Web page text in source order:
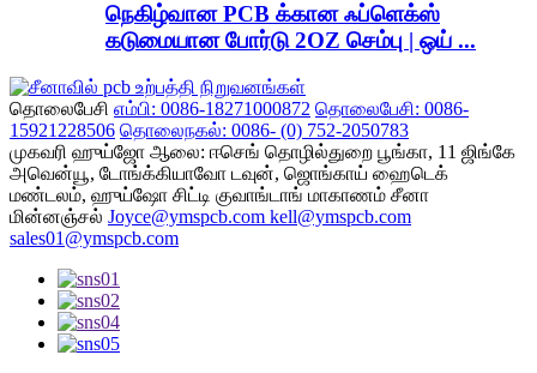
நெகிழ்வான PCB க்கான ஃப்ளெக்ஸ்
கடுமையான போர்டு 2OZ செம்பு | ஒய் ...
தொலைபேசி எம்பி: 0086-18271000872 தொலைபேசி: 0086-
15921228506 தொலைநகல்: 0086- (0) 752-2050783
முகவரி ஹுய்ஜோ ஆலை: ஈசெங் தொழில்துறை பூங்கா, 11 ஜிங்கே
அவென்யூ, டோங்க்கியாவோ டவுன், ஜொங்காய் ஹைடெக்
மண்டலம், ஹுய்ஷோ சிட்டி குவாங்டாங் மாகாணம் சீனா
மின்னஞ்சல் Joyce@ymspcb.com kell@ymspcb.com
sales01@ymspcb.com